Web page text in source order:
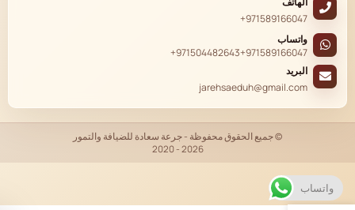
+971589166047
واتساب
+971589166047
+971504482643
البريد
jarehsaeduh@gmail.com
© جميع الحقوق محفوظة - جرعة سعادة للضيافة والتمور
2020 - 2026
واتساب